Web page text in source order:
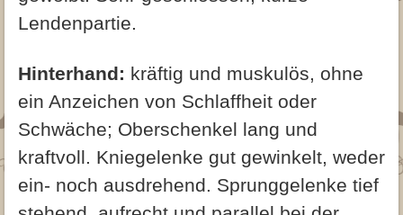
Lendenpartie.
Hinterhand: kräftig und muskulös, ohne
ein Anzeichen von Schlaffheit oder
Schwäche; Oberschenkel lang und
kraftvoll. Kniegelenke gut gewinkelt, weder
ein- noch ausdrehend. Sprunggelenke tief